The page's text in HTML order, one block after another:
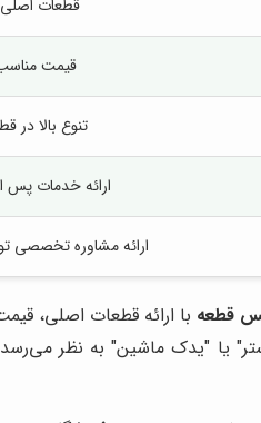
قطعات
قیمت
تنوع بالا در
ارائه خدمات
ارائه مشاوره تخصصی
قطعه با ارائه قطعات اصلی،
یا "یدک ماشین" به نظر